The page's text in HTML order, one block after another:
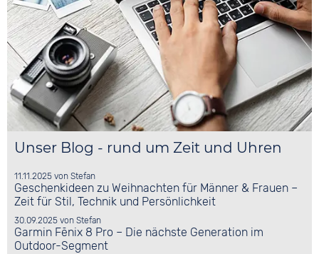
Unser Blog - rund um Zeit und Uhren
11.11.2025 vonStefan
Geschenkideen zu Weihnachten für Männer & Frauen –
Zeit für Stil, Technik und Persönlichkeit
30.09.2025 vonStefan
Garmin Fēnix 8 Pro – Die nächste Generation im
Outdoor-Segment